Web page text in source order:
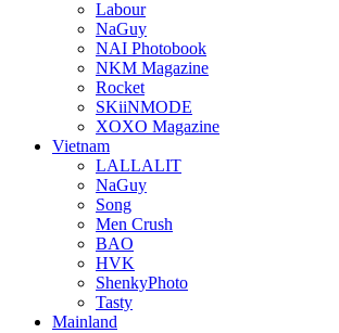
Labour
NaGuy
NAI Photobook
NKM Magazine
Rocket
SKiiNMODE
XOXO Magazine
Vietnam
LALLALIT
NaGuy
Song
Men Crush
BAO
HVK
ShenkyPhoto
Tasty
Mainland